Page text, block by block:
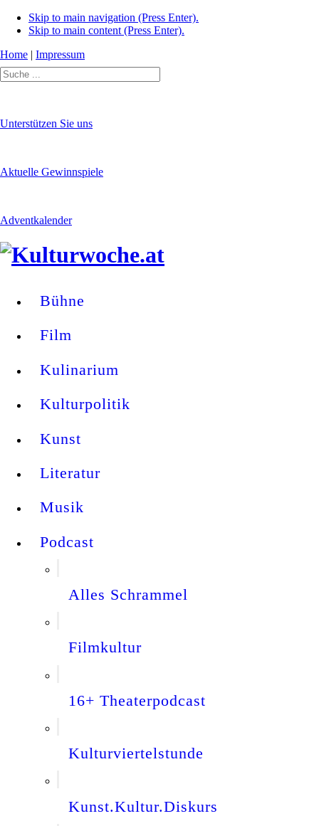
Skip to main navigation (Press Enter).
Skip to main content (Press Enter).
Home | Impressum
Unterstützen Sie uns
Aktuelle Gewinnspiele
Adventkalender
Bühne
Film
Kulinarium
Kulturpolitik
Kunst
Literatur
Musik
Podcast
Alles Schrammel
Filmkultur
16+ Theaterpodcast
Kulturviertelstunde
Kunst.Kultur.Diskurs